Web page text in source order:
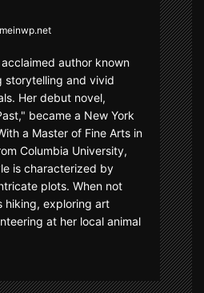
author known
storytelling and vivid
Her debut novel,
became a New York
a Master of Fine Arts in
Columbia University,
is characterized by
plots. When not
hiking, exploring art
at her local animal